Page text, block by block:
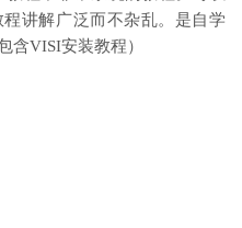
讲解广泛而不杂乱。是自学
含VISI安装教程）